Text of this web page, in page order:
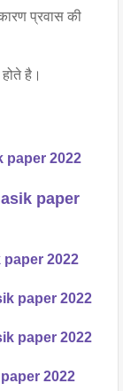
प्रवास की
है।
paper 2022
paper
2022
paper 2022
paper 2022
2022